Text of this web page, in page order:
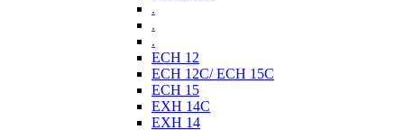
.
.
.
ECH 12
ECH 12C/ ECH 15C
ECH 15
EXH 14C
EXH 14